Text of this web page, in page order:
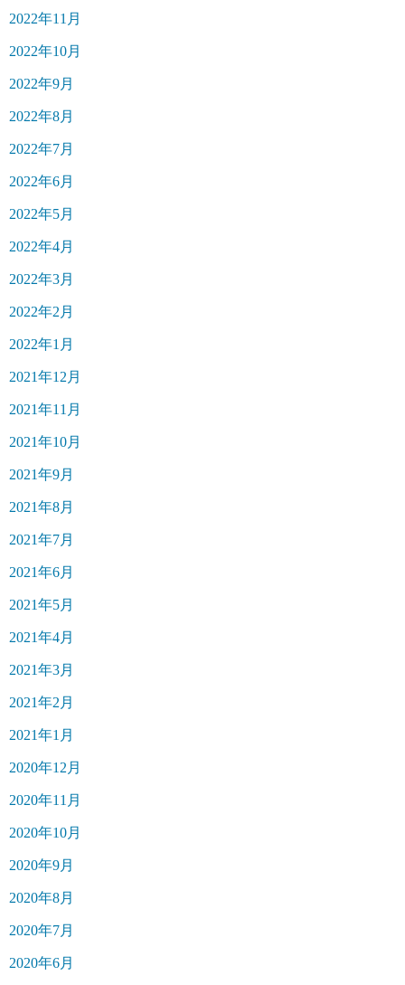
2022年11月
2022年10月
2022年9月
2022年8月
2022年7月
2022年6月
2022年5月
2022年4月
2022年3月
2022年2月
2022年1月
2021年12月
2021年11月
2021年10月
2021年9月
2021年8月
2021年7月
2021年6月
2021年5月
2021年4月
2021年3月
2021年2月
2021年1月
2020年12月
2020年11月
2020年10月
2020年9月
2020年8月
2020年7月
2020年6月